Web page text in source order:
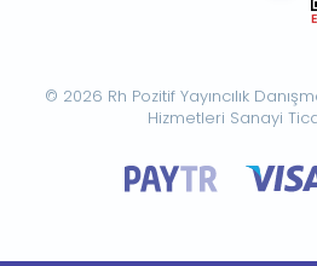
© 2026 Rh Pozitif Yayıncılık
Hizmetleri Sanayi